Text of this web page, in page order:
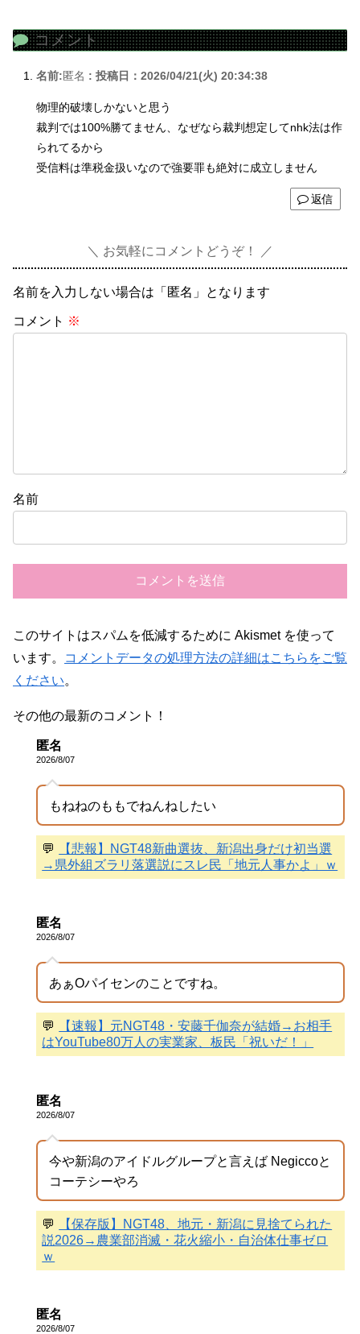
コメント
名前:匿名 : 投稿日：2026/04/21(火) 20:34:38
物理的破壊しかないと思う
裁判では100%勝てません、なぜなら裁判想定してnhk法は作
られてるから
受信料は準税金扱いなので強要罪も絶対に成立しません
返信
お気軽にコメントどうぞ！
名前を入力しない場合は「匿名」となります
コメント ※
名前
このサイトはスパムを低減するために Akismet を使って
います。
コメントデータの処理方法の詳細はこちらをご覧
ください。
その他の最新のコメント！
匿名
2026/8/07
もねねのももでねんねしたい
💬
【悲報】NGT48新曲選抜、新潟出身だけ初当選
→県外組ズラリ落選説にスレ民「地元人事かよ」ｗ
匿名
2026/8/07
あぁOパイセンのことですね。
💬
【速報】元NGT48・安藤千伽奈が結婚→お相手
はYouTube80万人の実業家、板民「祝いだ！」
匿名
2026/8/07
今や新潟のアイドルグループと言えば Negiccoと
コーテシーやろ
💬
【保存版】NGT48、地元・新潟に見捨てられた
説2026→農業部消滅・花火縮小・自治体仕事ゼロ
ｗ
匿名
2026/8/07